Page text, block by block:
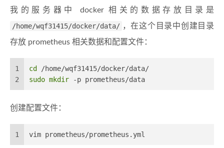
我的服务器中 docker 相关的数据存放目录是
/home/wqf31415/docker/data/ ，在这个目录中创建目录
存放 prometheus 相关数据和配置文件：
1
2
cd
/home/wqf31415/docker/data/
sudo mkdir -p prometheus/data
创建配置文件：
1 vim prometheus/prometheus.yml